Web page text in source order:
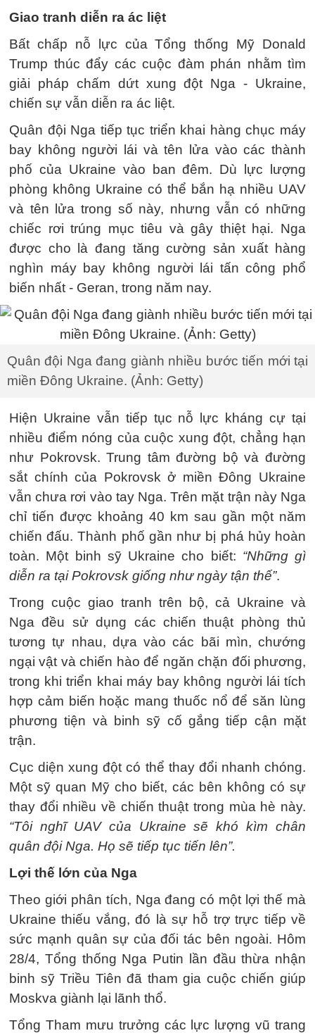
Giao tranh diễn ra ác liệt
Bất chấp nỗ lực của Tổng thống Mỹ Donald
Trump thúc đẩy các cuộc đàm phán nhằm tìm
giải pháp chấm dứt xung đột Nga - Ukraine,
chiến sự vẫn diễn ra ác liệt.
Quân đội Nga tiếp tục triển khai hàng chục máy
bay không người lái và tên lửa vào các thành
phố của Ukraine vào ban đêm. Dù lực lượng
phòng không Ukraine có thể bắn hạ nhiều UAV
và tên lửa trong số này, nhưng vẫn có những
chiếc rơi trúng mục tiêu và gây thiệt hại. Nga
được cho là đang tăng cường sản xuất hàng
nghìn máy bay không người lái tấn công phổ
biến nhất - Geran, trong năm nay.
Quân đội Nga đang giành nhiều bước tiến mới tại
miền Đông Ukraine. (Ảnh: Getty)
Hiện Ukraine vẫn tiếp tục nỗ lực kháng cự tại
nhiều điểm nóng của cuộc xung đột, chẳng hạn
như Pokrovsk. Trung tâm đường bộ và đường
sắt chính của Pokrovsk ở miền Đông Ukraine
vẫn chưa rơi vào tay Nga. Trên mặt trận này Nga
chỉ tiến được khoảng 40 km sau gần một năm
chiến đấu. Thành phố gần như bị phá hủy hoàn
toàn. Một binh sỹ Ukraine cho biết: “Những gì
diễn ra tại Pokrovsk giống như ngày tận thế”.
Trong cuộc giao tranh trên bộ, cả Ukraine và
Nga đều sử dụng các chiến thuật phòng thủ
tương tự nhau, dựa vào các bãi mìn, chướng
ngại vật và chiến hào để ngăn chặn đối phương,
trong khi triển khai máy bay không người lái tích
hợp cảm biến hoặc mang thuốc nổ để săn lùng
phương tiện và binh sỹ cố gắng tiếp cận mặt
trận.
Cục diện xung đột có thể thay đổi nhanh chóng.
Một sỹ quan Mỹ cho biết, các bên không có sự
thay đổi nhiều về chiến thuật trong mùa hè này.
“Tôi nghĩ UAV của Ukraine sẽ khó kìm chân
quân đội Nga. Họ sẽ tiếp tục tiến lên”.
Lợi thế lớn của Nga
Theo giới phân tích, Nga đang có một lợi thế mà
Ukraine thiếu vắng, đó là sự hỗ trợ trực tiếp về
sức mạnh quân sự của đối tác bên ngoài. Hôm
28/4, Tổng thống Nga Putin lần đầu thừa nhận
binh sỹ Triều Tiên đã tham gia cuộc chiến giúp
Moskva giành lại lãnh thổ.
Tổng Tham mưu trưởng các lực lượng vũ trang